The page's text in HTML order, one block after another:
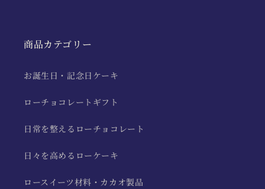
商品カテゴリー
お誕生日・記念日ケーキ
ローチョコレートギフト
日常を整えるローチョコレート
日々を高めるローケーキ
ロースイーツ材料・カカオ製品